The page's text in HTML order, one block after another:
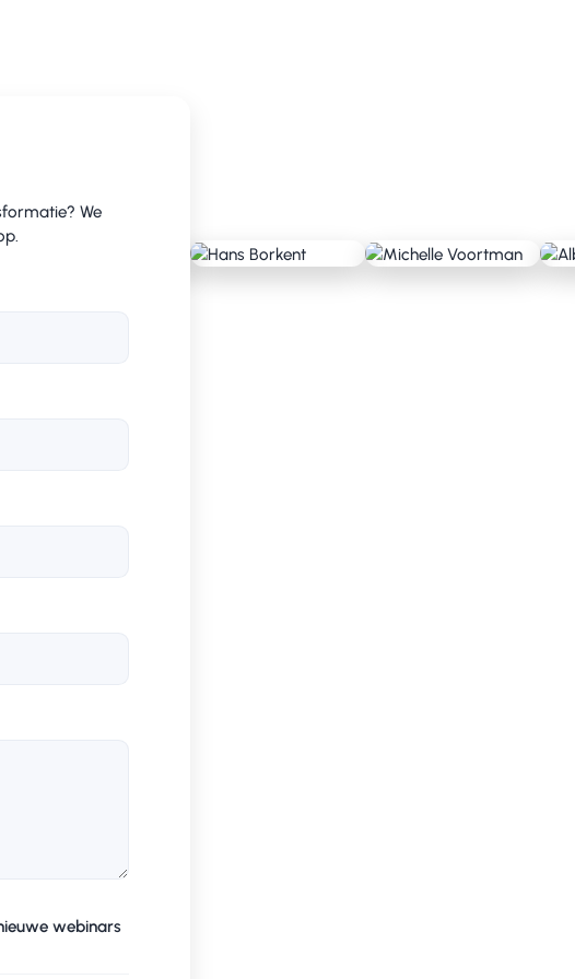
technologie, maar ook om bewustwording en
opzetten van een way-of-work die beklijft, zodat
gerichte awareness-training aan alle
binnen hun afdelingen.
We
webinars